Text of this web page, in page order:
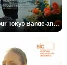
Des Fleurs pour Tokyo Bande-annonce VO STFR